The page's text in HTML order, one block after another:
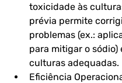
toxicidade às
prévia permite
problemas (ex.:
para mitigar o sódio)
culturas adequadas.
Eficiência